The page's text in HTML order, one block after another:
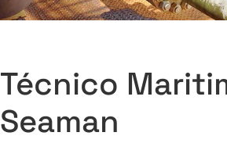
Técnico
Seaman